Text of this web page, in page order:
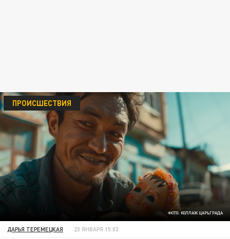
ФОТО: КОЛЛАЖ ЦАРЬГРАДА
ПРОИСШЕСТВИЯ
ДАРЬЯ ТЕРЕМЕЦКАЯ 23 ЯНВАРЯ 15:03